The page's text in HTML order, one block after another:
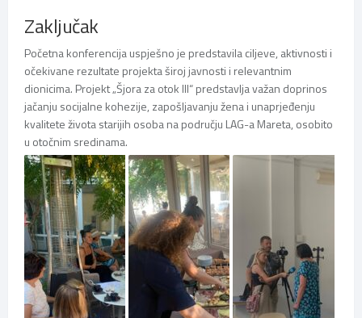
Zaključak
Početna konferencija uspješno je predstavila ciljeve, aktivnosti i
očekivane rezultate projekta široj javnosti i relevantnim
dionicima. Projekt „Šjora za otok III“ predstavlja važan doprinos
jačanju socijalne kohezije, zapošljavanju žena i unaprjeđenju
kvalitete života starijih osoba na području LAG-a Mareta, osobito
u otočnim sredinama.